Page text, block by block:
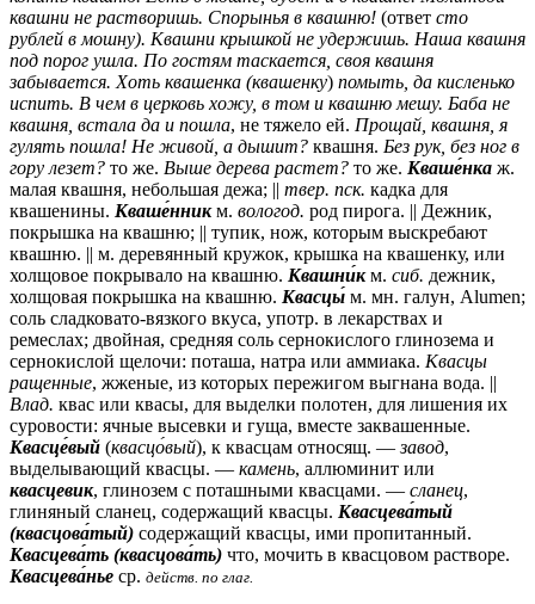
квашни не растворишь. Спорынья в квашню! (ответ сто
рублей в мошну). Квашни крышкой не удержишь. Наша квашня
под порог ушла. По гостям таскается, своя квашня
забывается. Хоть квашенка (квашенку) помыть, да кисленько
испить. В чем в церковь хожу, в том и квашню мешу. Баба не
квашня, встала да и пошла, не тяжело ей. Прощай, квашня, я
гулять пошла! Не живой, а дышит? квашня. Без рук, без ног в
гору лезет? то же. Выше дерева растет? то же. Кваше́нка ж.
малая квашня, небольшая дежа; || твер. пск. кадка для
квашенины. Кваше́нник м. вологод. род пирога. || Дежник,
покрышка на квашню; || тупик, нож, которым выскребают
квашню. || м. деревянный кружок, крышка на квашенку, или
холщовое покрывало на квашню. Квашни́к м. сиб. дежник,
холщовая покрышка на квашню. Квасцы́ м. мн. галун, Alumen;
соль сладковато-вязкого вкуса, употр. в лекарствах и
ремеслах; двойная, средняя соль сернокислого глинозема и
сернокислой щелочи: поташа, натра или аммиака. Квасцы
ращенные, жженые, из которых пережигом выгнана вода. ||
Влад. квас или квасы, для выделки полотен, для лишения их
суровости: ячные высевки и гуща, вместе заквашенные.
Квасце́вый (квасцо́вый), к квасцам относящ. —завод,
выделывающий квасцы. — камень, аллюминит или
квасцевик, глинозем с поташными квасцами. — сланец,
глиняный сланец, содержащий квасцы. Квасцева́тый
(квасцова́тый) содержащий квасцы, ими пропитанный.
Квасцева́ть (квасцова́ть) что, мочить в квасцовом растворе.
Квасцева́нье ср. действ. по глаг.